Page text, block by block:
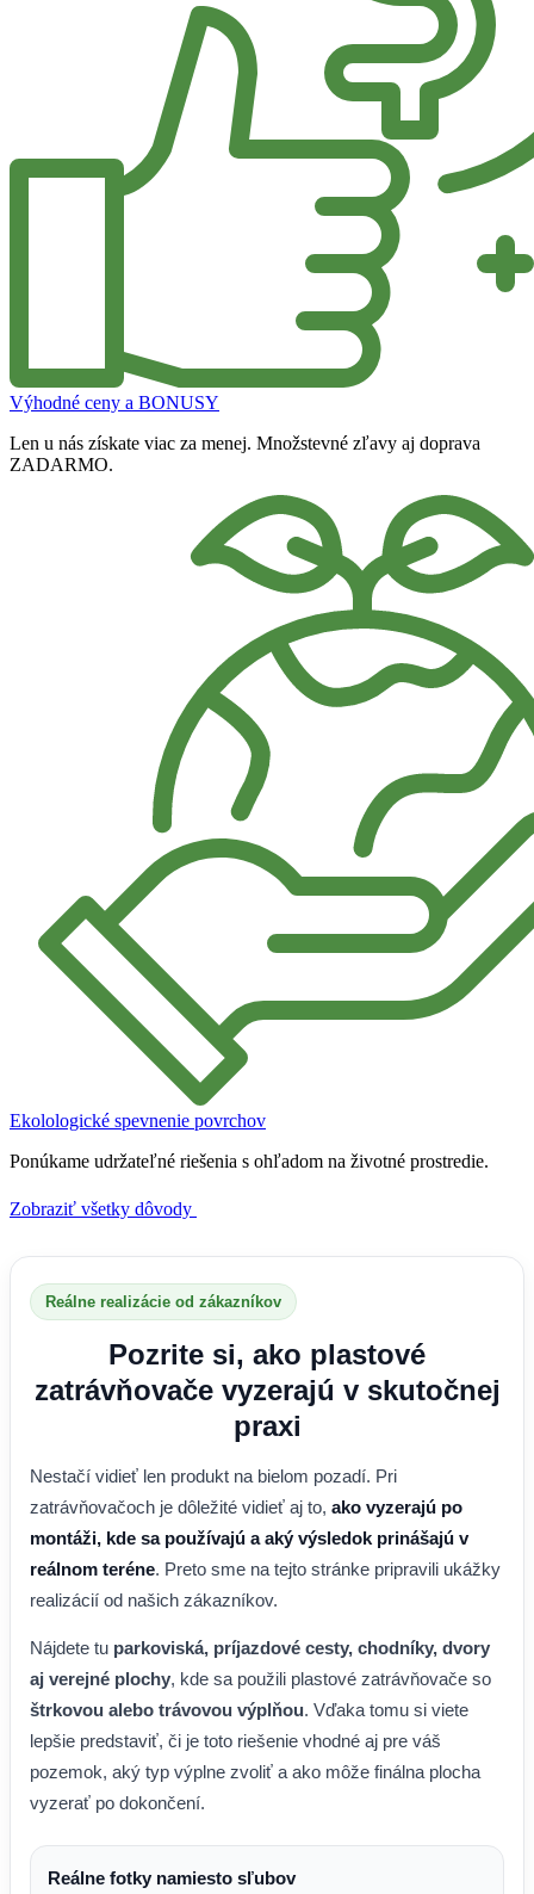
Výhodné ceny a BONUSY
Len u nás získate viac za menej. Množstevné zľavy aj doprava
ZADARMO.
Ekolologické spevnenie povrchov
Ponúkame udržateľné riešenia s ohľadom na životné prostredie.
Zobraziť všetky dôvody
Reálne realizácie od zákazníkov
Pozrite si, ako plastové
zatrávňovače vyzerajú v skutočnej
praxi
Nestačí vidieť len produkt na bielom pozadí. Pri
zatrávňovačoch je dôležité vidieť aj to, ako vyzerajú po
montáži, kde sa používajú a aký výsledok prinášajú v
reálnom teréne. Preto sme na tejto stránke pripravili ukážky
realizácií od našich zákazníkov.
Nájdete tu parkoviská, príjazdové cesty, chodníky, dvory
aj verejné plochy, kde sa použili plastové zatrávňovače so
štrkovou alebo trávovou výplňou. Vďaka tomu si viete
lepšie predstaviť, či je toto riešenie vhodné aj pre váš
pozemok, aký typ výplne zvoliť a ako môže finálna plocha
vyzerať po dokončení.
Reálne fotky namiesto sľubov